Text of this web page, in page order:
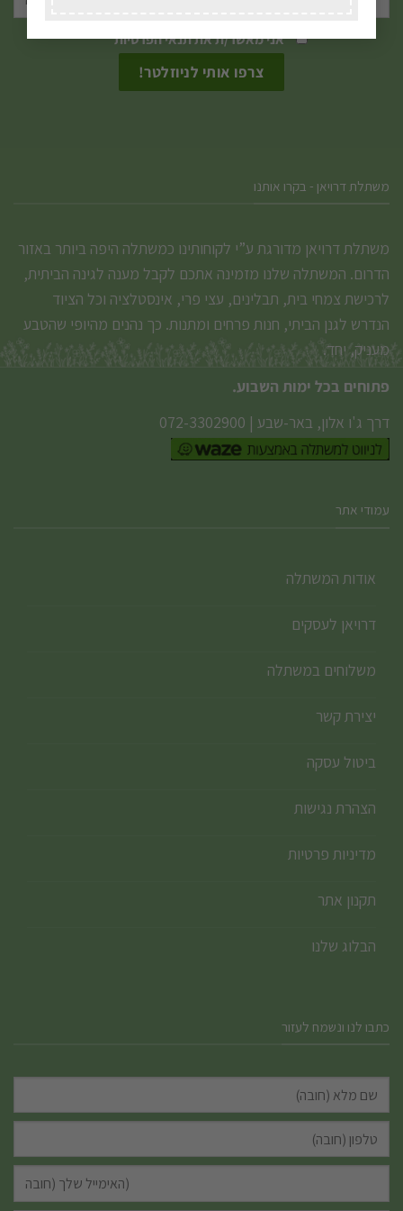
אני מאשר/ת אתתנאי הפרטיות
משתלת דרויאן - בקרו אותנו
משתלת דרויאן מדורגת ע”י לקוחותינו כמשתלה היפה ביותר באזור
הדרום. המשתלה שלנו מזמינה אתכם לקבל מענה לגינה הביתית,
לרכישת צמחי בית, תבלינים, עצי פרי, אינסטלציה וכל הציוד
הנדרש לגנן הביתי, חנות פרחים ומתנות. כך נהנים מהיופי שהטבע
מעניק, יחד.
פתוחים בכל ימות השבוע.
דרך ג'ו אלון, באר-שבע |
072-3302900
עמודי אתר
אודות המשתלה
דרויאן לעסקים
משלוחים במשתלה
יצירת קשר
ביטול עסקה
הצהרת נגישות
מדיניות פרטיות
תקנון אתר
הבלוג שלנו
כתבו לנו ונשמח לעזור